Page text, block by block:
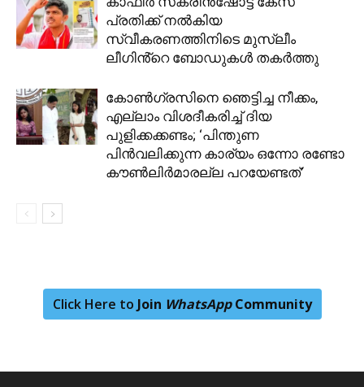
പ്രതിക്ക് നൽകിയ
സ്വീകരണത്തിനിടെ മുസ്ലീം
ലീഗിൻ്റെ ബോഡുകൾ തകർത്തു
കോൺഗ്രസിനെ ഞെട്ടിച്ച നീക്കം,
എല്ലാം വിശദീകരിച്ച് ദിയ
പുളിക്കക്കണ്ടം; ‘പിന്തുണ
പിൻവലിക്കുന്ന കാര്യം ഒന്നോ രണ്ടോ
കൗൺലിർമാരല്ല പറയേണ്ടത്’
Click Here to Join WhatsAppCommunity